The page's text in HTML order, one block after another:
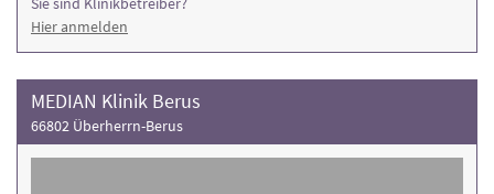
Hier anmelden
MEDIAN Klinik Berus
66802 Überherrn-Berus